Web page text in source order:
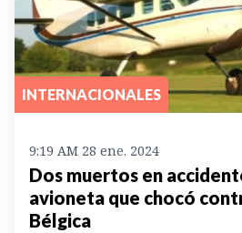
INTERNACIONALES
9:19 AM 28 ene. 2024
Dos muertos en
avioneta que chocó
Bélgica